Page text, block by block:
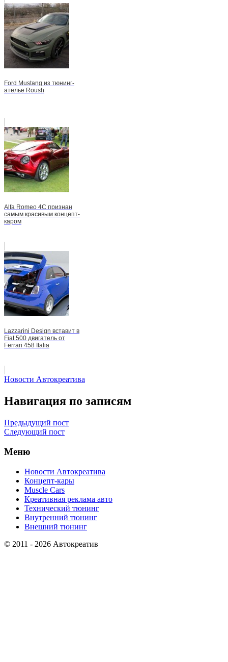
Ford Mustang из тюнинг-
ателье Roush
Alfa Romeo 4C признан
самым красивым концепт-
каром
Lazzarini Design вставит в
Fiat 500 двигатель от
Ferrari 458 Italia
Новости Автокреатива
Навигация по записям
Предыдущий пост
Следующий пост
Меню
Новости Автокреатива
Концепт-кары
Muscle Cars
Креативная реклама авто
Технический тюнинг
Внутренний тюнинг
Внешний тюнинг
© 2011 - 2026 Автокреатив